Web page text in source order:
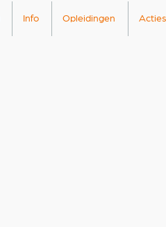
Info Opleidingen Acties